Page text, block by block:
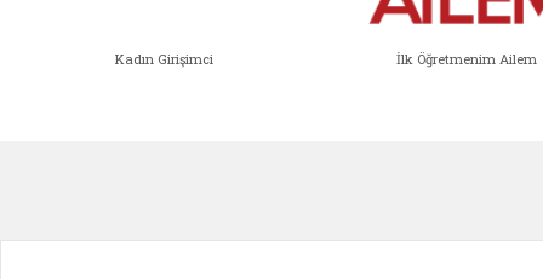
Kadın Girişimci İlk Öğretmenim Ailem